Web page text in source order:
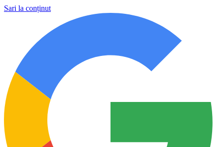
Sari la conținut